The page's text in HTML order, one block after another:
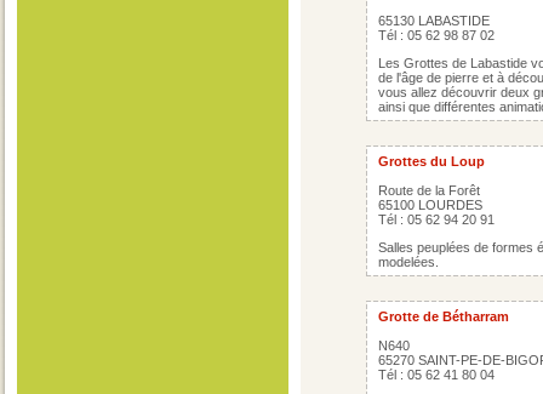
65130 LABASTIDE
Tél : 05 62 98 87 02
Les Grottes de Labastide
de l'âge de pierre et à
vous allez découvrir deux
ainsi que différentes
Grottes du Loup
Route de la Forêt
65100 LOURDES
Tél : 05 62 94 20 91
Salles peuplées de formes
modelées.
Grotte de Bétharram
N640
65270 SAINT-PE-DE-
Tél : 05 62 41 80 04